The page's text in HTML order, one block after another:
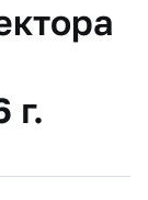
г.